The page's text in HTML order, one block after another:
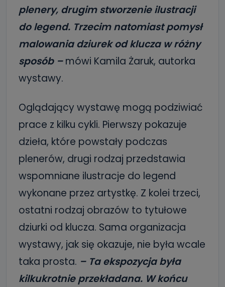
plenery, drugim stworzenie ilustracji
do legend. Trzecim natomiast pomysł
malowania dziurek od klucza w różny
sposób – mówi Kamila Żaruk, autorka
wystawy.
Oglądający wystawę mogą podziwiać
prace z kilku cykli. Pierwszy pokazuje
dzieła, które powstały podczas
plenerów, drugi rodzaj przedstawia
wspomniane ilustracje do legend
wykonane przez artystkę. Z kolei trzeci,
ostatni rodzaj obrazów to tytułowe
dziurki od klucza. Sama organizacja
wystawy, jak się okazuje, nie była wcale
taka prosta. – Ta ekspozycja była
kilkukrotnie przekładana. W końcu